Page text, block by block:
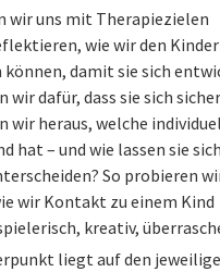
wir uns mit Therapiezielen
wie wir den
damit sie sich
wir dafür, dass sie sich
wir heraus, welche
hat – und wie lassen sie
So probieren
wir Kontakt zu einem Kind
kreativ,
liegt auf den